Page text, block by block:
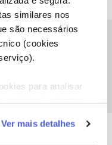
similares nos
são necessários
(cookies
para analisar
e
Ver mais detalhes